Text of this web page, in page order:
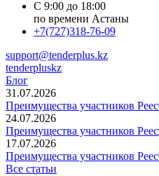
С 9:00 до 18:00
по времени Астаны
+7(727)318-76-09
support@tenderplus.kz
tenderpluskz
Блог
31.07.2026
Преимущества участников
24.07.2026
Преимущества участников
17.07.2026
Преимущества участников
Все статьи